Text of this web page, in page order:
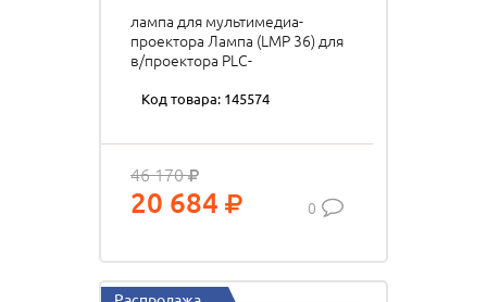
лампа для мультимедиа-
проектора Лампа (LMP 36) для
в/проектора PLC-
Код товара: 145574
46 170
20 684 0